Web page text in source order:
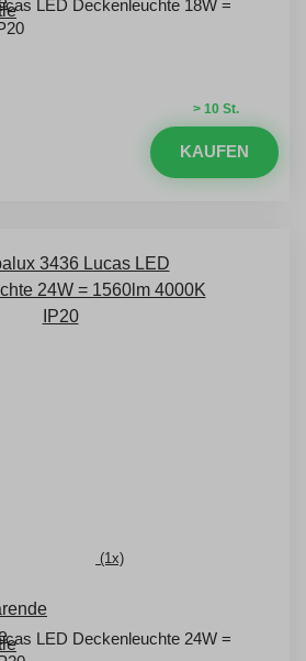
LED Deckenleuchte 18W =
> 10 St.
KAUFEN
(1x)
LED Deckenleuchte 24W =